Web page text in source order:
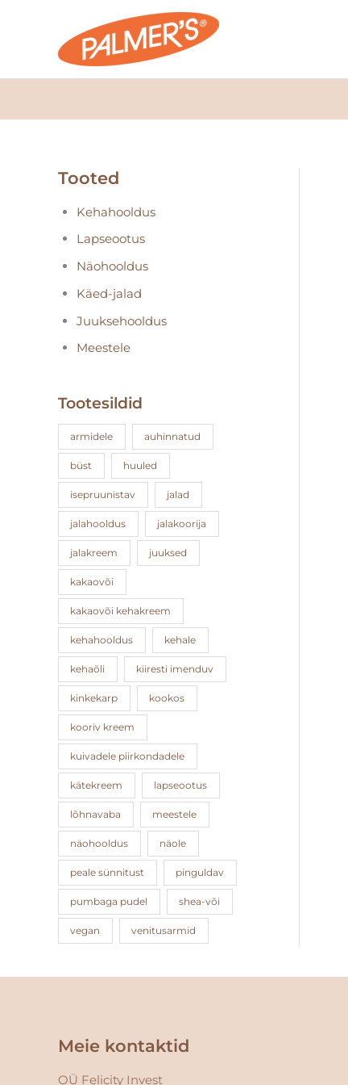
Tooted
Kehahooldus
Lapseootus
Näohooldus
Käed-jalad
Juuksehooldus
Meestele
Tootesildid
armidele auhinnatud
büst huuled
isepruunistav jalad
jalahooldus jalakoorija
jalakreem juuksed
kakaovõi
kakaovõi kehakreem
kehahooldus kehale
kehaõli kiiresti imenduv
kinkekarp kookos
kooriv kreem
kuivadele piirkondadele
kätekreem lapseootus
lõhnavaba meestele
näohooldus näole
peale sünnitust pinguldav
pumbaga pudel shea-või
vegan venitusarmid
Meie kontaktid
OÜ Felicity Invest